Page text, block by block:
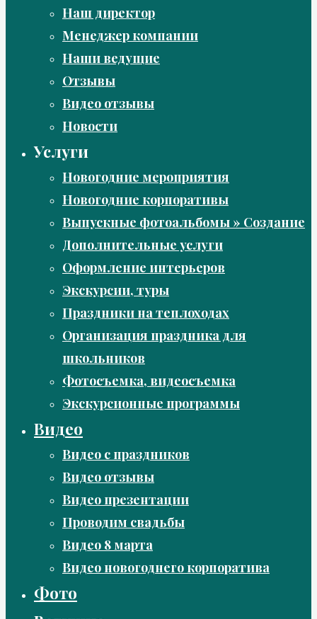
Наш директор
Менеджер компании
Наши ведущие
Отзывы
Видео отзывы
Новости
Услуги
Новогодние мероприятия
Новогодние корпоративы
Выпускные фотоальбомы » Создание
Дополнительные услуги
Оформление интерьеров
Экскурсии, туры
Праздники на теплоходах
Организация праздника для
школьников
Фотосъемка, видеосъемка
Экскурсионные программы
Видео
Видео с праздников
Видео отзывы
Видео презентации
Проводим свадьбы
Видео 8 марта
Видео новогоднего корпоратива
Фото